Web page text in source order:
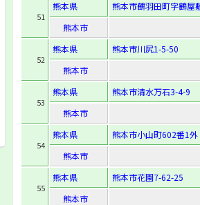
51
熊本県
熊本市鶴羽田町字鶴屋
熊本市
52
熊本県
熊本市川尻1-5-50
熊本市
53
熊本県
熊本市清水万石3-4-9
熊本市
54
熊本県
熊本市小山町602番1外
熊本市
55
熊本県
熊本市花園7-62-25
熊本市